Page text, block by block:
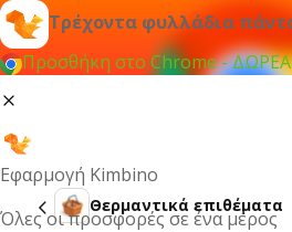
Τρέχοντα φυλλάδια
Προσθήκη στο Chrome -
Εφαρμογή Kimbino
Όλες οι προσφορές σε ένα μέρος
Θερμαντικά επιθέματα